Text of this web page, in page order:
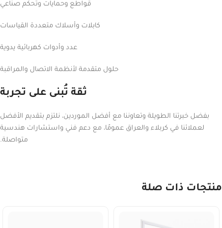
قواطع وحمايات وتحكم صناعي
كابلات وأسلاك متعددة القياسات
عدد وأدوات كهربائية يدوية
حلول متقدمة لأنظمة الاتصال والمراقبة
ثقة تُبنى على تجربة
بفضل خبرتنا الطويلة وتعاوننا مع أفضل الموردين، نلتزم بتقديم الأفضل
لعملائنا في كربلاء والعراق عمومًا، مع دعم فني واستشارات هندسية
متواصلة.
منتجات ذات صلة